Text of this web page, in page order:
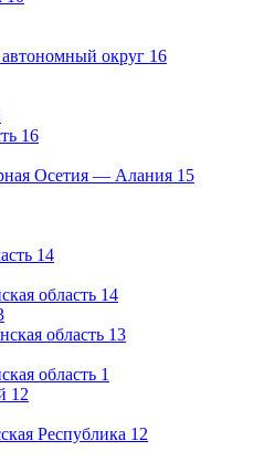
округ 16
16
Осетия — Алания 15
14
область 14
область 13
область 1
12
Республика 12